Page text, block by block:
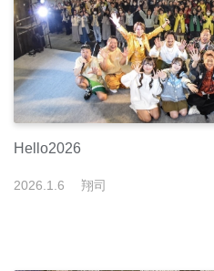
Hello2026
2026.1.6 翔司